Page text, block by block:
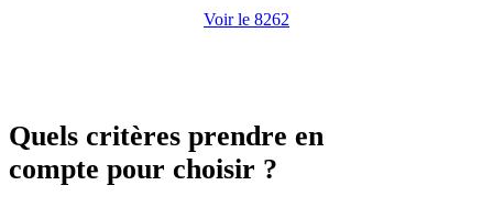
Voir le 8262
Quels critères prendre en
compte pour choisir ?